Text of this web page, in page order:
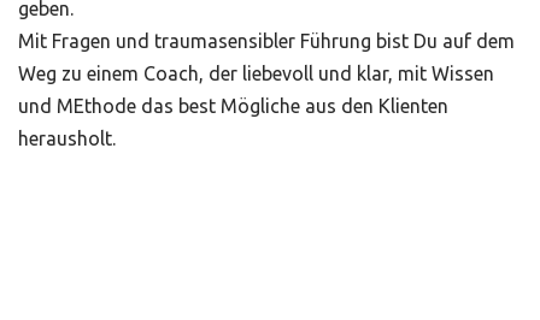
geben.
Mit Fragen und traumasensibler Führung bist Du auf dem
Weg zu einem Coach, der liebevoll und klar, mit Wissen
und MEthode das best Mögliche aus den Klienten
herausholt.